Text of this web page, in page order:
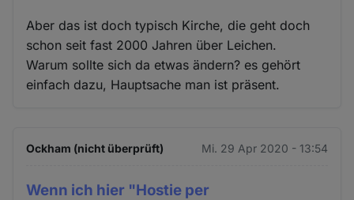
Aber das ist doch typisch Kirche, die geht doch
schon seit fast 2000 Jahren über Leichen.
Warum sollte sich da etwas ändern? es gehört
einfach dazu, Hauptsache man ist präsent.
Ockham (nicht überprüft) Mi. 29 Apr 2020 - 13:54
Wenn ich hier "Hostie per